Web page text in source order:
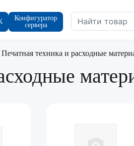
Конфигуратор
сервера
Печатная техника и расходные